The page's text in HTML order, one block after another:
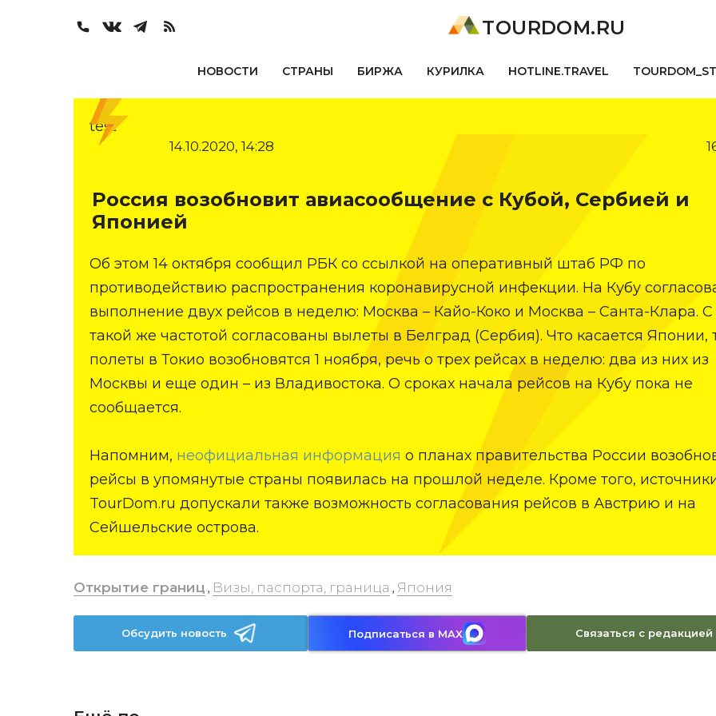
TOURDOM.RU
НОВОСТИ СТРАНЫ БИРЖА КУРИЛКА HOTLINE.TRAVEL
test
14.10.2020, 14:28
Россия возобновит авиасообщение с Кубой, Сербией и
Японией
Об этом 14 октября сообщил РБК со ссылкой на оперативный штаб РФ по
противодействию распространения коронавирусной инфекции. На Кубу
выполнение двух рейсов в неделю: Москва – Кайо-Коко и Москва – Санта-Клара. С
такой же частотой согласованы вылеты в Белград (Сербия). Что касается Японии,
полеты в Токио возобновятся 1 ноября, речь о трех рейсах в неделю: два из них из
Москвы и еще один – из Владивостока. О сроках начала рейсов на Кубу пока не
сообщается.
Напомним, неофициальная информация о планах правительства России
рейсы в упомянутые страны появилась на прошлой неделе. Кроме того,
TourDom.ru допускали также возможность согласования рейсов в Австрию и на
Сейшельские острова.
Открытие границ , Визы, паспорта, граница , Япония
Обсудить новость Подписаться в MAX Связаться с редакцией